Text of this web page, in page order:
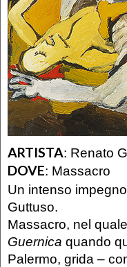
ARTISTA: Renato
DOVE: Massacro
Un intenso
Guttuso.
Massacro, nel
Guernica quando
Palermo, grida –